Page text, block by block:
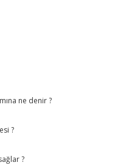
ne denir ?
?
?